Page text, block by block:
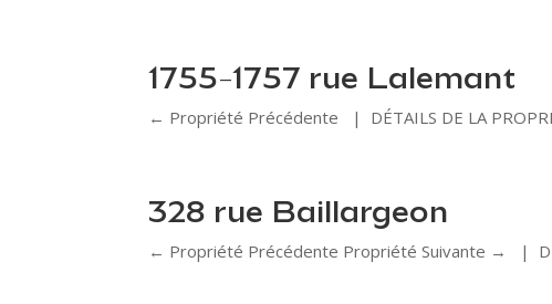
1755-1757 rue Lalemant
← Propriété Précédente | DÉTAILS DE LA
328 rue Baillargeon
← Propriété Précédente Propriété Suivante → |